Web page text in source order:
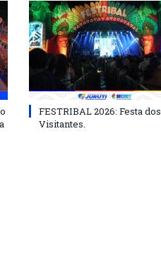
FESTRIBAL 2026: Festa dos
Visitantes.